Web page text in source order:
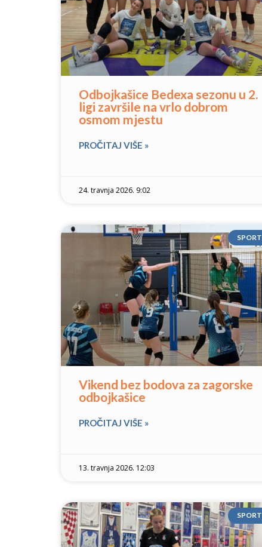
Odbojkašice Bedexa sezonu u 2.
ligi završile na vrlo dobrom
osmom mjestu
PROČITAJ VIŠE »
24. travnja 2026. 9:02
SPORT
Vikend bez bodova za zagorske
odbojkašice
PROČITAJ VIŠE »
13. travnja 2026. 12:03
SPORT